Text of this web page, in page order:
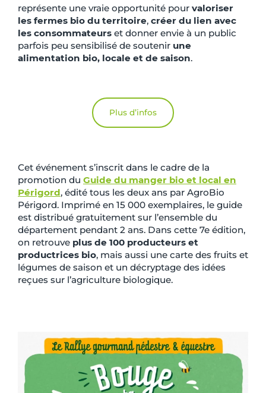
représente une vraie opportunité pour valoriser
les fermes bio du territoire, créer du lien avec
les consommateurs et donner envie à un public
parfois peu sensibilisé de soutenir une
alimentation bio, locale et de saison.
Plus d’infos
Cet événement s’inscrit dans le cadre de la
promotion du Guide du manger bio et local en
Périgord, édité tous les deux ans par AgroBio
Périgord. Imprimé en 15 000 exemplaires, le guide
est distribué gratuitement sur l’ensemble du
département pendant 2 ans. Dans cette 7e édition,
on retrouve plus de 100 producteurs et
productrices bio, mais aussi une carte des fruits et
légumes de saison et un décryptage des idées
reçues sur l’agriculture biologique.